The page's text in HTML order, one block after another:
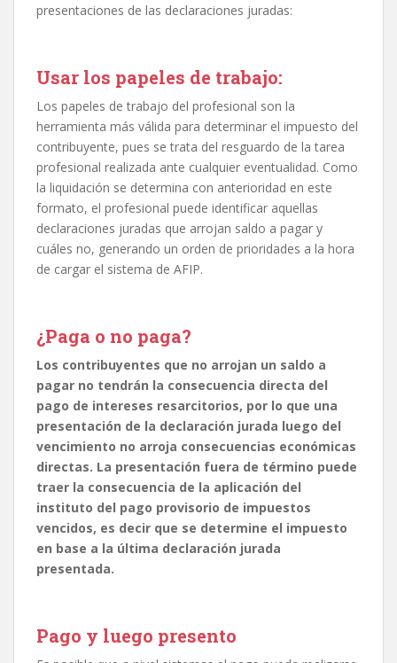
presentaciones de las declaraciones juradas:
Usar los papeles de trabajo:
Los papeles de trabajo del profesional son la
herramienta más válida para determinar el impuesto del
contribuyente, pues se trata del resguardo de la tarea
profesional realizada ante cualquier eventualidad. Como
la liquidación se determina con anterioridad en este
formato, el profesional puede identificar aquellas
declaraciones juradas que arrojan saldo a pagar y
cuáles no, generando un orden de prioridades a la hora
de cargar el sistema de AFIP.
¿Paga o no paga?
Los contribuyentes que no arrojan un saldo a
pagar no tendrán la consecuencia directa del
pago de intereses resarcitorios, por lo que una
presentación de la declaración jurada luego del
vencimiento no arroja consecuencias económicas
directas. La presentación fuera de término puede
traer la consecuencia de la aplicación del
instituto del pago provisorio de impuestos
vencidos, es decir que se determine el impuesto
en base a la última declaración jurada
presentada.
Pago y luego presento